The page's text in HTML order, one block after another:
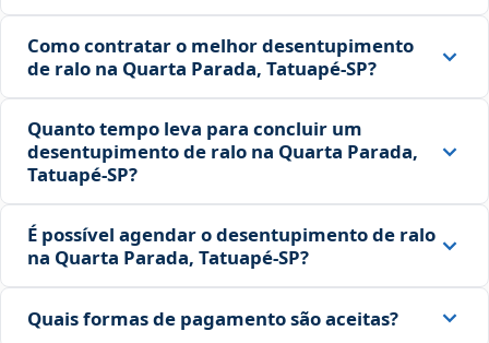
Como contratar o melhor desentupimento
de ralo na Quarta Parada, Tatuapé‑SP?
Quanto tempo leva para concluir um
desentupimento de ralo na Quarta Parada,
Tatuapé‑SP?
É possível agendar o desentupimento de ralo
na Quarta Parada, Tatuapé‑SP?
Quais formas de pagamento são aceitas?